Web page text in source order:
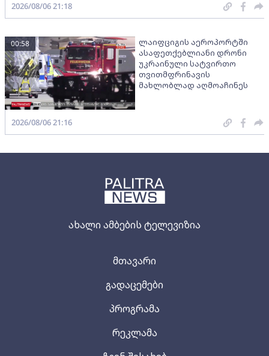
ახალი ამბების ტელევიზია
მთავარი
გადაცემები
პროგრამა
რეკლამა
2026/08/06 21:18
ლაიფციგის აეროპორტში
ასაფეთქებლიანი დრონი
უკრაინული სატვირთო
თვითმფრინავის
მახლობლად აღმოაჩინეს
00:58
2026/08/06 21:16